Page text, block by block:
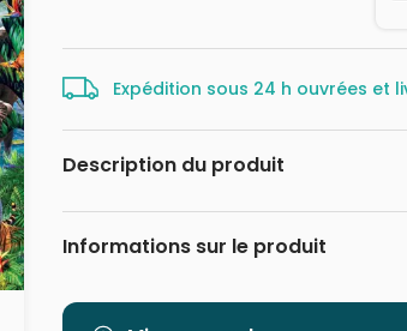
Expédition sous 24 h ouvrées et
Description du produit
Adrian Chesterm
Informations sur le produit